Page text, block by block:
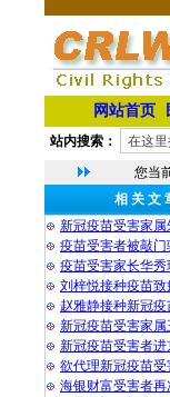
网站首页
站内搜索：
您当
相 关 文
新冠疫苗受害家属
疫苗受害者被敲门
疫苗受害家长华秀
刘梓悦接种疫苗致
赵雅静接种新冠
新冠疫苗受害家属
新冠疫苗受害者进
欲代理新冠疫苗受
海银财富受害者再